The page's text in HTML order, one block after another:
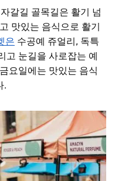
갈길 골목길은 활기 넘
맛있는 음식으로 활기
은 수공예 쥬얼리, 독특
고 눈길을 사로잡는 예
요일에는 맛있는 음식
.